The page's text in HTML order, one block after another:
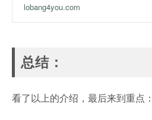
的一切，包括它的安全性、优
缺点，当然还有费用。另外，
lobang4you.com
总结：
看了以上的介绍，最后来到重点：